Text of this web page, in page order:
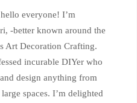
everyone! I’m
-better known around the
Art Decoration Crafting.
incurable DIYer who
design anything from
spaces. I’m delighted